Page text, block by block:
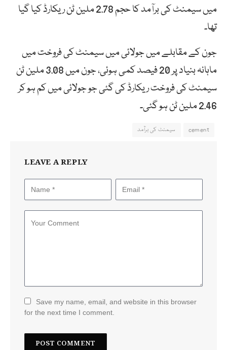
میں سیمنٹ کی برآمد کا حجم 2.78 ملین ٹن ریکارڈ کیا گیا
تھا۔
جون کے مقابلے میں جولائی میں سیمنٹ کی فروخت میں
ماہانہ بنیاد پر 20 فیصد کمی ہوئی، جون میں 3.08 ملین ٹن
سیمنٹ کی فروخت ریکارڈ کی گئی جو جولائی میں کم ہو کر
2.46 ملین ٹن ہو گئی۔
cement سیمنٹ کی برآمد
LEAVE A REPLY
Save my name, email, and website in this browser
for the next time I comment.